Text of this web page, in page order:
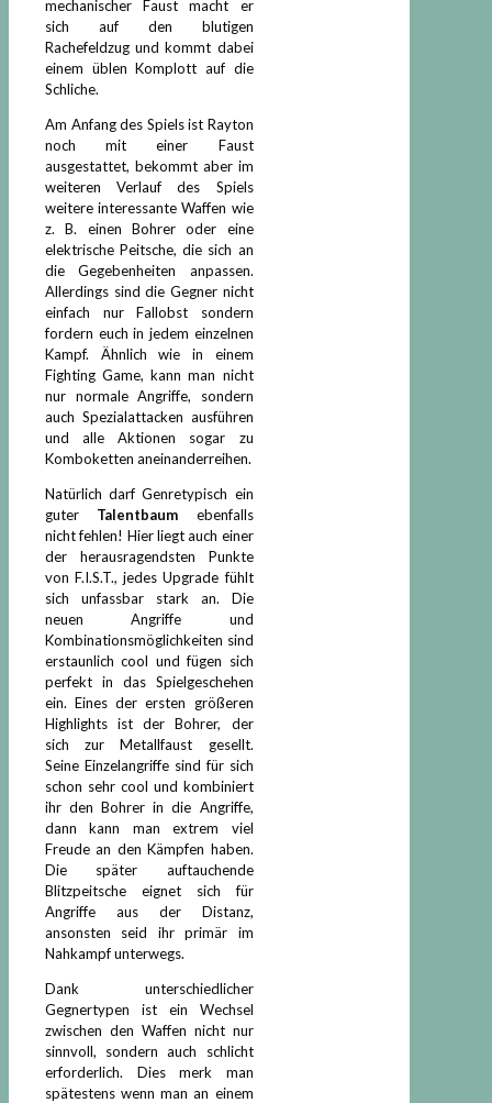
mechanischer Faust macht er
sich auf den blutigen
Rachefeldzug und kommt dabei
einem üblen Komplott auf die
Schliche.
Am Anfang des Spiels ist Rayton
noch mit einer Faust
ausgestattet, bekommt aber im
weiteren Verlauf des Spiels
weitere interessante Waffen wie
z. B. einen Bohrer oder eine
elektrische Peitsche, die sich an
die Gegebenheiten anpassen.
Allerdings sind die Gegner nicht
einfach nur Fallobst sondern
fordern euch in jedem einzelnen
Kampf. Ähnlich wie in einem
Fighting Game, kann man nicht
nur normale Angriffe, sondern
auch Spezialattacken ausführen
und alle Aktionen sogar zu
Komboketten aneinanderreihen.
Natürlich darf Genretypisch ein
guter Talentbaum ebenfalls
nicht fehlen! Hier liegt auch einer
der herausragendsten Punkte
von F.I.S.T., jedes Upgrade fühlt
sich unfassbar stark an. Die
neuen Angriffe und
Kombinationsmöglichkeiten sind
erstaunlich cool und fügen sich
perfekt in das Spielgeschehen
ein. Eines der ersten größeren
Highlights ist der Bohrer, der
sich zur Metallfaust gesellt.
Seine Einzelangriffe sind für sich
schon sehr cool und kombiniert
ihr den Bohrer in die Angriffe,
dann kann man extrem viel
Freude an den Kämpfen haben.
Die später auftauchende
Blitzpeitsche eignet sich für
Angriffe aus der Distanz,
ansonsten seid ihr primär im
Nahkampf unterwegs.
Dank unterschiedlicher
Gegnertypen ist ein Wechsel
zwischen den Waffen nicht nur
sinnvoll, sondern auch schlicht
erforderlich. Dies merk man
spätestens wenn man an einem